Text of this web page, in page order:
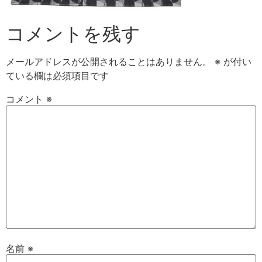
コメントを残す
メールアドレスが公開されることはありません。 ※ が付い
ている欄は必須項目です
コメント ※
名前 ※